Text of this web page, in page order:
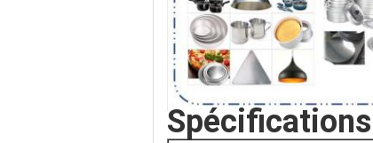
Spécifications